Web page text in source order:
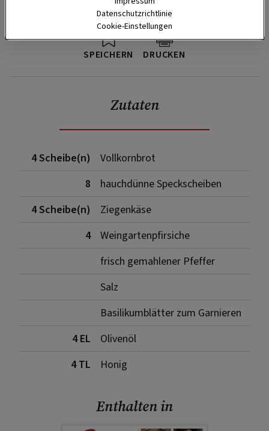
SPEICHERN DRUCKEN
Zutaten
4 Scheibe(n)
Vollkornbrot
8
hauchdünne Speckscheiben
4 Scheibe(n)
Ziegenkäse
4
Weingartenpfirsiche
frisch gemahlener Pfeffer
Salz
Basilikumblätter zum Garnieren
4 EL
Olivenöl
4 TL
Honig
Enthalten in
Datenschutzrichtlinie
Cookie-Einstellungen